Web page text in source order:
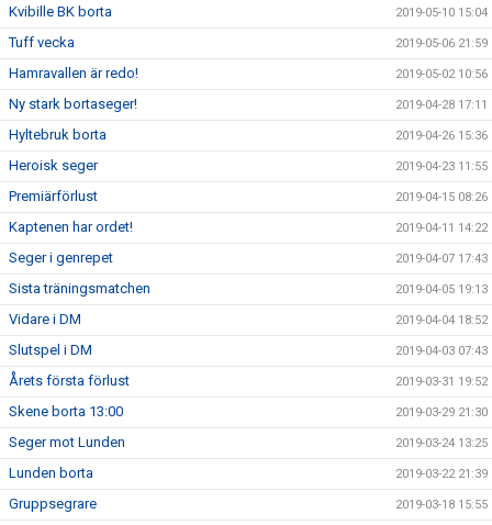
Kvibille BK borta 2019-05-10 15:04
Tuff vecka 2019-05-06 21:59
Hamravallen är redo! 2019-05-02 10:56
Ny stark bortaseger! 2019-04-28 17:11
Hyltebruk borta 2019-04-26 15:36
Heroisk seger 2019-04-23 11:55
Premiärförlust 2019-04-15 08:26
Kaptenen har ordet! 2019-04-11 14:22
Seger i genrepet 2019-04-07 17:43
Sista träningsmatchen 2019-04-05 19:13
Vidare i DM 2019-04-04 18:52
Slutspel i DM 2019-04-03 07:43
Årets första förlust 2019-03-31 19:52
Skene borta 13:00 2019-03-29 21:30
Seger mot Lunden 2019-03-24 13:25
Lunden borta 2019-03-22 21:39
Gruppsegrare 2019-03-18 15:55